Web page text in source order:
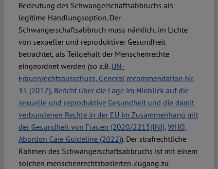
Bedeutung des Schwangerschaftsabbruchs als
legitime Handlungsoption. Der
Schwangerschaftsabbruch muss nämlich, im Lichte
von sexueller und reproduktiver Gesundheit
betrachtet, als Teilgehalt der Menschenrechte
eingeordnet werden (so z.B. UN-
Frauenrechtsausschuss, General recommendation Nr.
35 (2017), Bericht über die Lage im Hinblick auf die
sexuelle und reproduktive Gesundheit und die damit
verbundenen Rechte in der EU im Zusammenhang mit
der Gesundheit von Frauen (2020/2215(INI), WHO,
Abortion Care Guideline (2022)). Der strafrechtliche
Rahmen des Schwangerschaftsabbruchs ist mit einem
solchen menschenrechtsbasierten Zugang zu